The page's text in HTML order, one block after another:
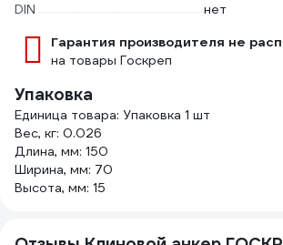
DIN
нет
Гарантия производителя не
на товары Госкреп
Упаковка
Единица товара: Упаковка 1 шт
Вес, кг: 0.026
Длина, мм: 150
Ширина, мм: 70
Высота, мм: 15